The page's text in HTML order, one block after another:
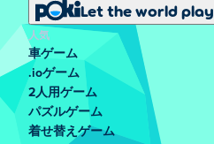
Let the world play
人気
車ゲーム
.ioゲーム
2人用ゲーム
パズルゲーム
着せ替えゲーム